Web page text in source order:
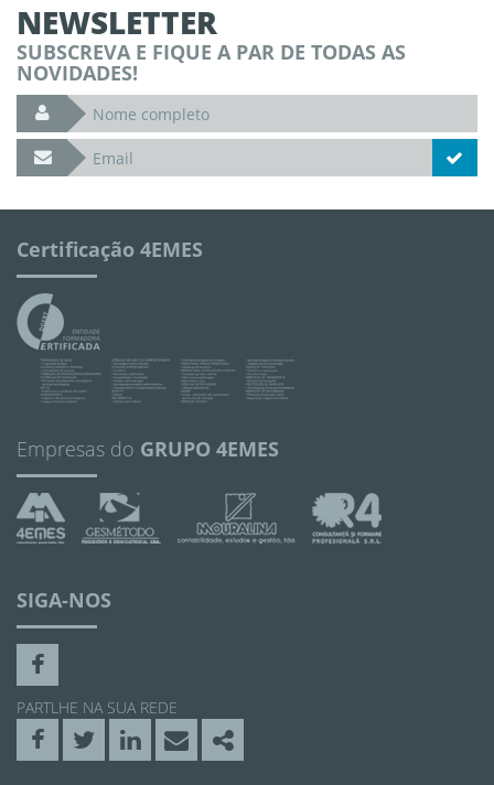
NEWSLETTER
SUBSCREVA E FIQUE A PAR DE TODAS AS
NOVIDADES!
Certificação 4EMES
Empresas do GRUPO 4EMES
SIGA-NOS
PARTLHE NA SUA REDE
FacebookTwitterLinkedin
Email